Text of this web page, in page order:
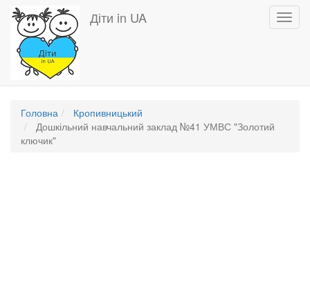
Перейти
основного
вмісту
Діти in UA
Головна
Кропивницький
Дошкільний навчальний заклад №41 УМВС "Золотий
ключик"